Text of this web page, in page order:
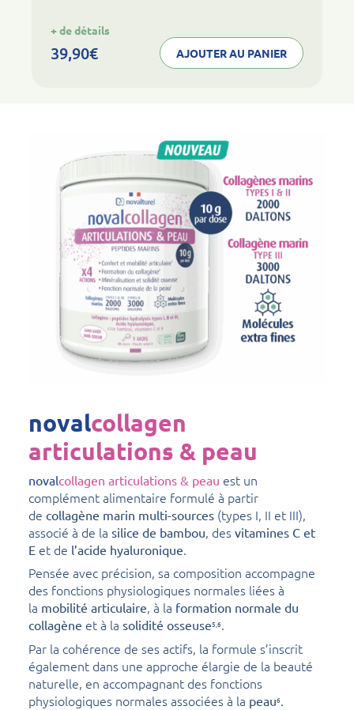
+ de détails
collagen
39,90€ AJOUTER AU PANIER
novalcollagen
articulations & peau
novalcollagen articulations & peau est un
complément alimentaire formulé à partir
de collagène marin multi-sources (types I, II et III),
associé à de la silice de bambou, des vitamines C et
E et de l’acide hyaluronique.
Pensée avec précision, sa composition accompagne
des fonctions physiologiques normales liées à
la mobilité articulaire, à la formation normale du
collagène et à la solidité osseuse5,6.
Par la cohérence de ses actifs, la formule s’inscrit
également dans une approche élargie de la beauté
naturelle, en accompagnant des fonctions
physiologiques normales associées à la peau6.